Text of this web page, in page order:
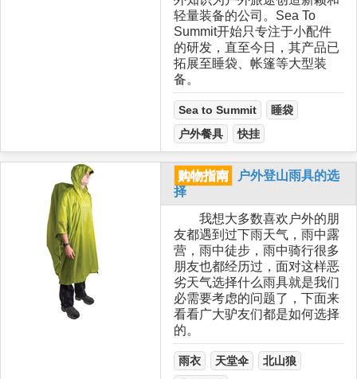
轻量装备的公司。Sea To
Summit开始只专注于小配件
的研发，直至今日，其产品已
拓展至睡袋、帐篷等大型装
备。
Sea to Summit
睡袋
户外餐具
快挂
购物指南
户外登山雨具的选
择
我想大多数喜欢户外的朋
友都遇到过下雨天气，雨中露
营，雨中徒步，雨中骑行很多
朋友也都经历过，面对这样恶
劣天气选择什么雨具就是我们
必需要考虑的问题了，下面来
看看广大驴友们都是如何选择
的。
雨衣 天堂伞
北山狼